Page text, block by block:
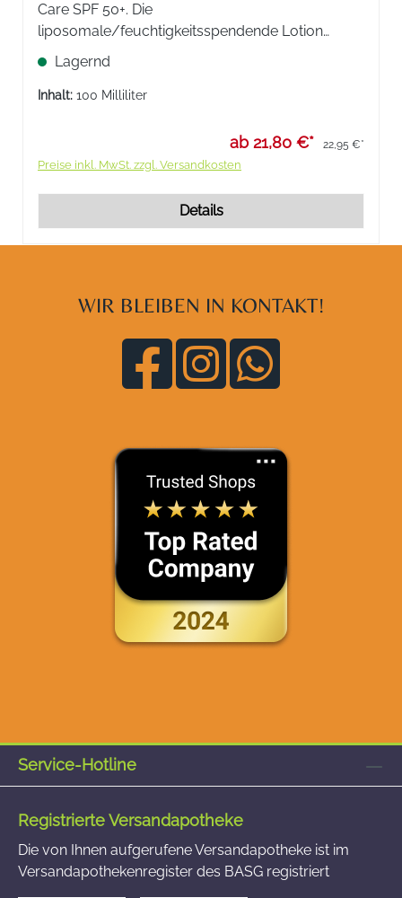
Care SPF 50+. Die
liposomale/feuchtigkeitsspendende Lotion
pflegt intensiv und schützt zuverlässig vor Sonne.
Schnelleinziehende Formel mit Lichtschutzfaktor
50+ gegen UVA- und UVB Strahlung.
Lagernd
Inhalt: 100 Milliliter
ab 21,80 €* 22,95 €*
Preise inkl. MwSt. zzgl. Versandkosten
Details
WIR BLEIBEN IN KONTAKT!
Service-Hotline
Registrierte Versandapotheke
Die von Ihnen aufgerufene Versandapotheke ist im
Versandapothekenregister des BASG registriert